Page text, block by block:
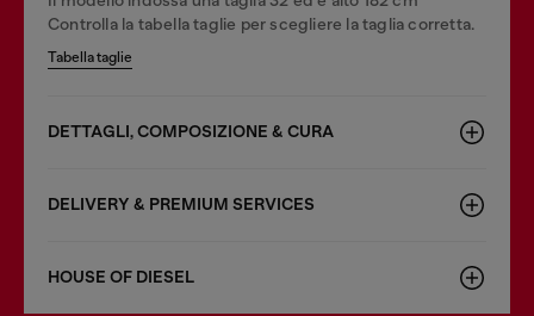
Controlla la tabella taglie per scegliere la taglia corretta.
Tabella taglie
DETTAGLI, COMPOSIZIONE & CURA
DELIVERY & PREMIUM SERVICES
HOUSE OF DIESEL